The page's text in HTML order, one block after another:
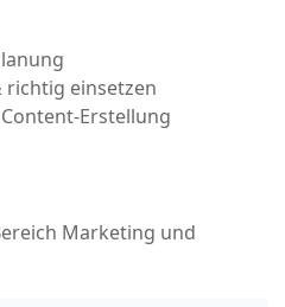
richtig einsetzen
Erstellung
Marketing und